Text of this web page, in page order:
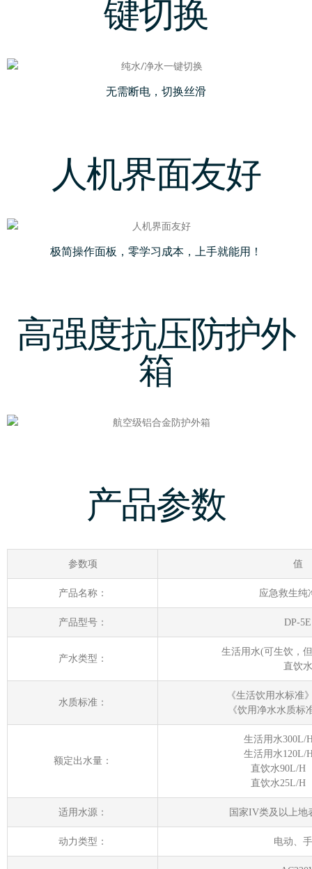
键切换
无需断电，切换丝滑
人机界面友好
极简操作面板，零学习成本，上手就能用！
高强度抗压防护外
箱
产品参数
参数项 值
产品名称： 应急救生纯
产品型号： DP-5E
产水类型：
生活用水(可生饮，
直饮水
水质标准：
《生活饮用水标准
《饮用净水水质标
额定出水量：
生活用水300L/
生活用水120L/
直饮水90L/H
直饮水25L/H
适用水源： 国家IV类及以上地
动力类型： 电动、